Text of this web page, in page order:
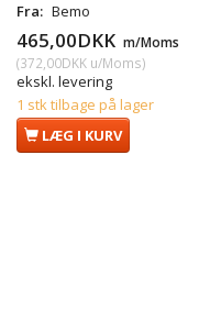
Fra: Bemo
465,00DKK m/Moms
(372,00DKK u/Moms)
ekskl. levering
1 stk tilbage på lager
LÆG I KURV